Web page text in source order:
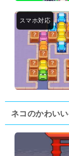
ネコのかわい